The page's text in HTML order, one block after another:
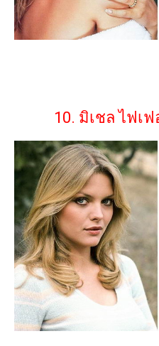
10. มิเชล ไฟเฟ